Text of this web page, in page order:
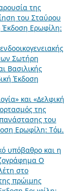
της
του Σταύρου
Έκδοση Ερωφίλη:
Σωτήρη
Βασιλικής
Έκδοση
και «Δελφική
της
του
Ερωφίλη: Τόμ.
υπόβαθρο και η
Ο
στο
πρώιμης